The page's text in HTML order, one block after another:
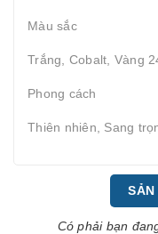
Màu sắc
Trắng, Cobalt, Vàng
Phong cách
Thiên nhiên, Sang
SẢN
Có phải bạn